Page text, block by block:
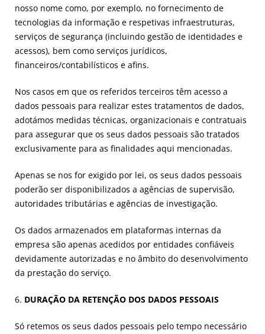
nosso nome como, por exemplo, no fornecimento de
tecnologias da informação e respetivas infraestruturas,
serviços de segurança (incluindo gestão de identidades e
acessos), bem como serviços jurídicos,
financeiros/contabilísticos e afins.
Nos casos em que os referidos terceiros têm acesso a
dados pessoais para realizar estes tratamentos de dados,
adotámos medidas técnicas, organizacionais e contratuais
para assegurar que os seus dados pessoais são tratados
exclusivamente para as finalidades aqui mencionadas.
Apenas se nos for exigido por lei, os seus dados pessoais
poderão ser disponibilizados a agências de supervisão,
autoridades tributárias e agências de investigação.
Os dados armazenados em plataformas internas da
empresa são apenas acedidos por entidades confiáveis
devidamente autorizadas e no âmbito do desenvolvimento
da prestação do serviço.
6. DURAÇÃO DA RETENÇÃO DOS DADOS PESSOAIS
Só retemos os seus dados pessoais pelo tempo necessário